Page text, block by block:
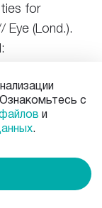
for
(Lond.).
Vol. 121. P.
с
и
.